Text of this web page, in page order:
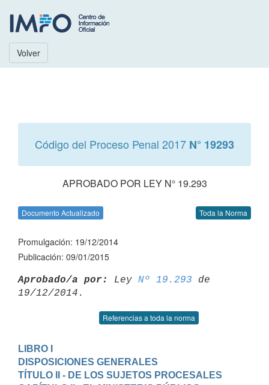
Volver
Código del Proceso Penal 2017 N° 19293
APROBADO POR LEY N° 19.293
Documento Actualizado Toda la Norma
Promulgación: 19/12/2014
Publicación: 09/01/2015
Aprobado/a por: Ley Nº 19.293 de
Referencias a toda la norma
LIBRO I
DISPOSICIONES GENERALES
TÍTULO II - DE LOS SUJETOS PROCESALES